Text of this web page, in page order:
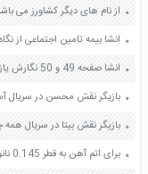
از نام های دیگر کشاورز می
انشا بیمه تامین اجتماعی از نگاه
بازیگر نقش محسن در سریال
بازیگر نقش بیتا در سریال